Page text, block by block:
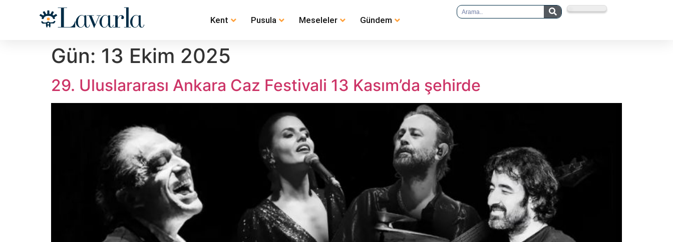
Kent Pusula Meseleler Gündem
Gün: 13 Ekim 2025
29. Uluslararası Ankara Caz Festivali 13 Kasım’da şehirde